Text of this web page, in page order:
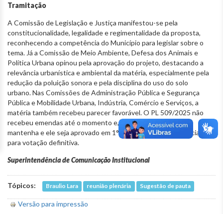
Tramitação
A Comissão de Legislação e Justiça manifestou-se pela
constitucionalidade, legalidade e regimentalidade da proposta,
reconhecendo a competência do Município para legislar sobre o
tema. Já a Comissão de Meio Ambiente, Defesa dos Animais e
Política Urbana opinou pela aprovação do projeto, destacando a
relevância urbanística e ambiental da matéria, especialmente pela
redução da poluição sonora e pela disciplina do uso do solo
urbano. Nas Comissões de Administração Pública e Segurança
Pública e Mobilidade Urbana, Indústria, Comércio e Serviços, a
matéria também recebeu parecer favorável. O PL 509/2025 não
recebeu emendas até o momento e, caso essa situação se
mantenha e ele seja aprovado em 1° turno, poderá ser anunciado
para votação definitiva.
Superintendência de Comunicação Institucional
Tópicos: Braulio Lara reunião plenária Sugestão de pauta
Versão para impressão